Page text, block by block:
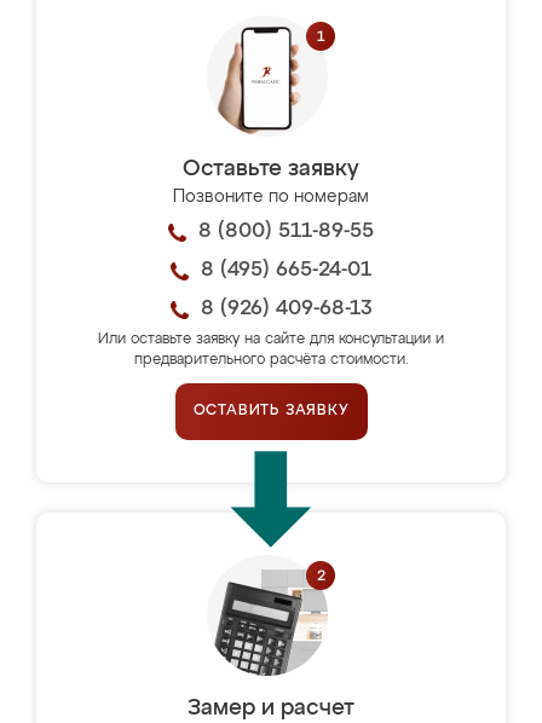
Оставьте заявку
Позвоните по номерам
8 (800) 511-89-55
8 (495) 665-24-01
8 (926) 409-68-13
Или оставьте заявку на сайте для консультации и
предварительного расчёта стоимости.
ОСТАВИТЬ ЗАЯВКУ
Замер и расчет